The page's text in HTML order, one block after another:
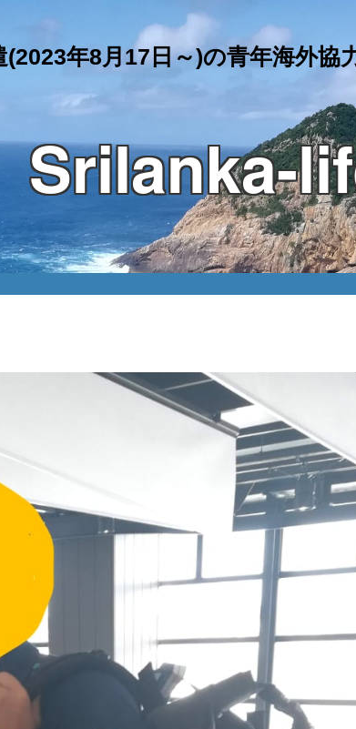
(2023年8月17日～)の青年海外協
Srilanka-